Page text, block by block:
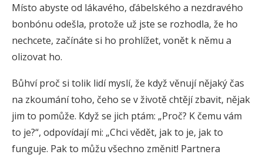
Místo abyste od lákavého, ďábelského a nezdravého
bonbónu odešla, protože už jste se rozhodla, že ho
nechcete, začínáte si ho prohlížet, vonět k němu a
olizovat ho.
Bůhví proč si tolik lidí myslí, že když věnují nějaký čas
na zkoumání toho, čeho se v životě chtějí zbavit, nějak
jim to pomůže. Když se jich ptám: „Proč? K čemu vám
to je?“, odpovídají mi: „Chci vědět, jak to je, jak to
funguje. Pak to můžu všechno změnit! Partnera